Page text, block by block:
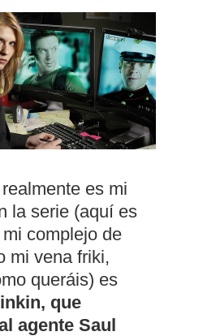
es mi
la serie (aquí es
complejo de
mi vena friki,
queráis) es
que
agente Saul